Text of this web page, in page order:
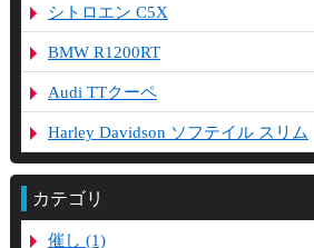
シトロエン C5X
BMW R1200RT
Audi TTクーペ
Harley Davidson ソフテイル スリム
カテゴリ
催し (1)